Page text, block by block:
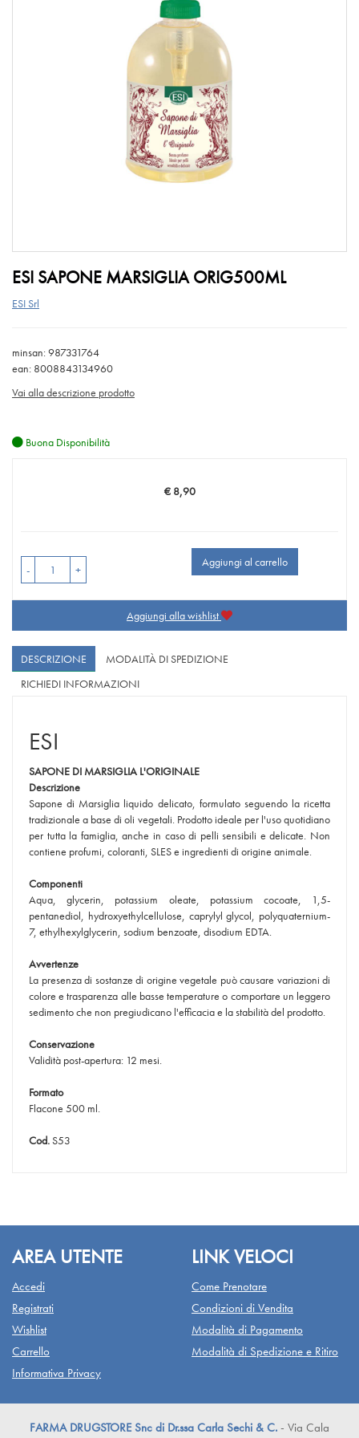
ESI SAPONE MARSIGLIA ORIG500ML
ESI Srl
minsan: 987331764
ean: 8008843134960
Vai alla descrizione prodotto
Buona Disponibilità
Prezzo
€ 8,90
- +
Aggiungi al carrello
Aggiungi alla wishlist
DESCRIZIONE
MODALITÀ DI SPEDIZIONE
RICHIEDI INFORMAZIONI
ESI
SAPONE DI MARSIGLIA L'ORIGINALE
Descrizione
Sapone di Marsiglia liquido delicato, formulato seguendo la ricetta
tradizionale a base di oli vegetali. Prodotto ideale per l'uso quotidiano
per tutta la famiglia, anche in caso di pelli sensibili e delicate. Non
contiene profumi, coloranti, SLES e ingredienti di origine animale.
Componenti
Aqua, glycerin, potassium oleate, potassium cocoate, 1,5-
pentanediol, hydroxyethylcellulose, caprylyl glycol, polyquaternium-
7, ethylhexylglycerin, sodium benzoate, disodium EDTA.
Avvertenze
La presenza di sostanze di origine vegetale può causare variazioni di
colore e trasparenza alle basse temperature o comportare un leggero
sedimento che non pregiudicano l'efficacia e la stabilità del prodotto.
Conservazione
Validità post-apertura: 12 mesi.
Formato
Flacone 500 ml.
Cod.S53
AREA UTENTE
Accedi
Registrati
Wishlist
Carrello
Informativa Privacy
LINK VELOCI
Come Prenotare
Condizioni di Vendita
Modalità di Pagamento
Modalità di Spedizione e Ritiro
FARMA DRUGSTORE Snc di Dr.ssa Carla Sechi & C. - Via Cala